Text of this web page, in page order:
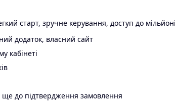
старт, зручне керування, доступ до
додаток, власний сайт
кабінеті
ще до підтвердження замовлення